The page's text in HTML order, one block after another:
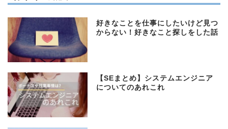
好きなことを仕事にしたいけど見つ
からない！好きなこと探しをした話
【SEまとめ】システムエンジニア
についてのあれこれ